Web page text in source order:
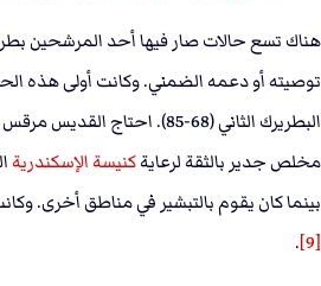
هناك تسع حالات صار فيها أحد المرشحين
مخلص جدير بالثقة لرعايةكنيسة الإسكندرية
بينما كان يقوم بالتبشير في مناطق أخرى.
[9]
.